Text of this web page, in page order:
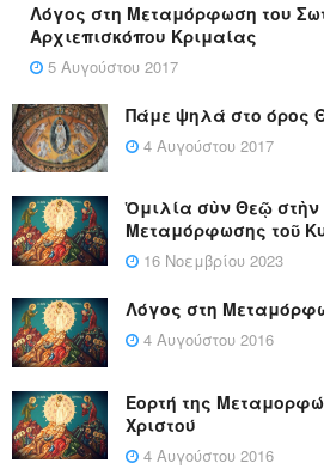
Λόγος στη Μεταμόρφωση του
Αρχιεπισκόπου Κριμαίας
5 Αυγούστου 2017
Πάμε ψηλά στο όρος
4 Αυγούστου 2017
Ὁμιλία σὺν Θεῷ στὴν
Μεταμόρφωσης τοῦ
16 Νοεμβρίου 2023
Λόγος στη
4 Αυγούστου 2016
Εορτή της
Χριστού
4 Αυγούστου 2016